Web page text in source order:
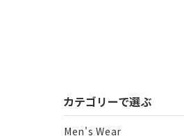
カテゴリーで選ぶ
Men's Wear